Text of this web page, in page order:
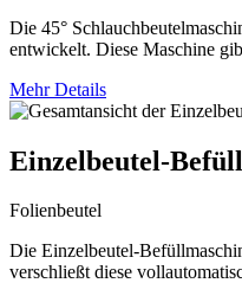
Die 45°
entwickelt. Diese Maschine
Mehr Details
Einzelbeutel-
Folienbeutel
Die Einzelbeutel-
verschließt diese